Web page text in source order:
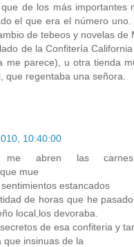
de los más importantes
el que era el número uno.
de tebeos y novelas de
de la Confitería
me parece), u otra tienda
que regentaba una señora.
10:40:00
me abren las
mue
estancados
de horas que he
local,los devoraba.
de esa confiteria y
que insinuas de la